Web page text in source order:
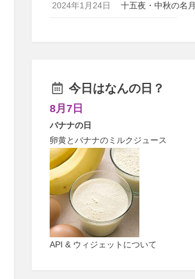
2024年1月24日 十五夜・中秋の名月
今日はなんの日？
8月7日
バナナの日
卵黄とバナナのミルクジュース
API & ウィジェットについて